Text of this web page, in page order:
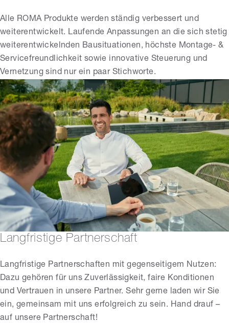
Alle ROMA Produkte werden ständig verbessert und
weiterentwickelt. Laufende Anpassungen an die sich stetig
weiterentwickelnden Bausituationen, höchste Montage- &
Servicefreundlichkeit sowie innovative Steuerung und
Vernetzung sind nur ein paar Stichworte.
Langfristige Partnerschaft
Langfristige Partnerschaften mit gegenseitigem Nutzen:
Dazu gehören für uns Zuverlässigkeit, faire Konditionen
und Vertrauen in unsere Partner. Sehr gerne laden wir Sie
ein, gemeinsam mit uns erfolgreich zu sein. Hand drauf –
auf unsere Partnerschaft!